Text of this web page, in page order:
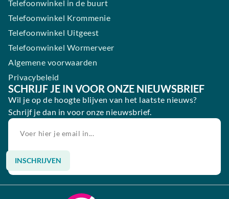
Telefoonwinkel in de buurt
Telefoonwinkel Krommenie
Telefoonwinkel Uitgeest
Telefoonwinkel Wormerveer
Algemene voorwaarden
Privacybeleid
SCHRIJF JE IN VOOR ONZE NIEUWSBRIEF
Wil je op de hoogte blijven van het laatste nieuws?
Schrijf je dan in voor onze nieuwsbrief.
INSCHRIJVEN
Alternative: